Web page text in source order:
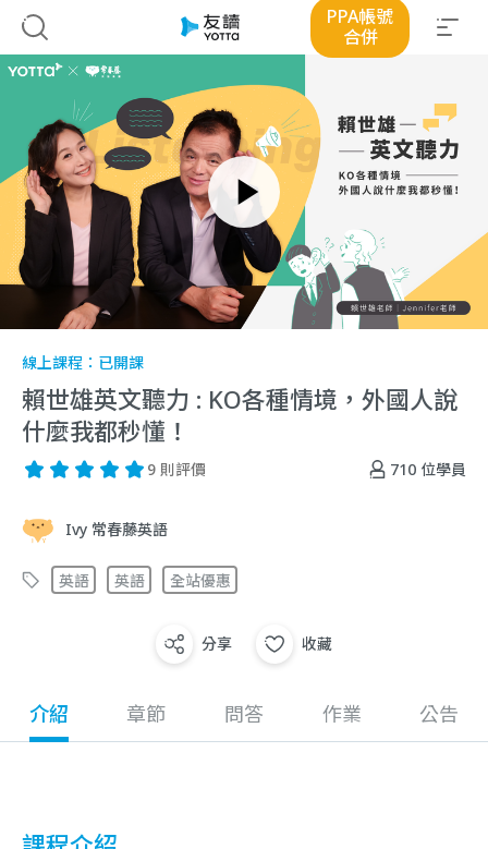
PPA帳號
合併
線上課程： 已開課
賴世雄英文聽力 : KO各種情境，外國人說
什麼我都秒懂！
710 位學員
9 則評價
Ivy 常春藤英語
英語 英語 全站優惠
分享 收藏
介紹 章節 問答 作業 公告